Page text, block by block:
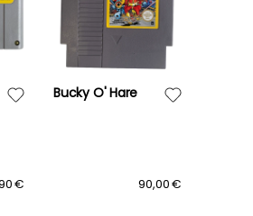
€
Bucky O' Hare
90,00 €